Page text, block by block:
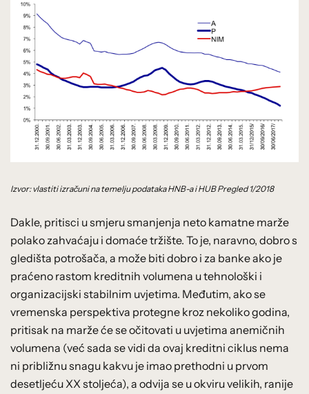
Izvor: vlastiti izračuni na temelju podataka HNB-a i HUB Pregled 1/2018
Dakle, pritisci u smjeru smanjenja neto kamatne marže
polako zahvaćaju i domaće tržište. To je, naravno, dobro s
gledišta potrošača, a može biti dobro i za banke ako je
praćeno rastom kreditnih volumena u tehnološki i
organizacijski stabilnim uvjetima. Međutim, ako se
vremenska perspektiva protegne kroz nekoliko godina,
pritisak na marže će se očitovati u uvjetima anemičnih
volumena (već sada se vidi da ovaj kreditni ciklus nema
ni približnu snagu kakvu je imao prethodni u prvom
desetljeću XX stoljeća), a odvija se u okviru velikih, ranije